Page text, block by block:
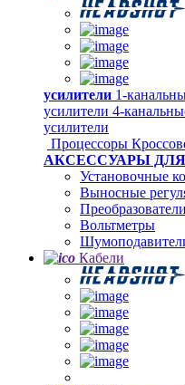
усилители 1-
усилители 4-
усилители
Процессоры
АКСЕССУАРЫ
Установочные
Выносные
Преобразователи
Вольтметры
Кабели